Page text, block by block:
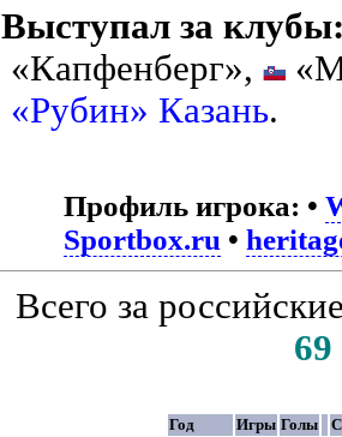
Выступал за
«Капфенберг»,
«Рубин» Казань.
Профиль игрока: •
Sportbox.ru •
Всего за
69
Год Игры Голы